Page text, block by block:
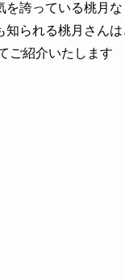
誇っている桃月
られる桃月さん
ご紹介いたします